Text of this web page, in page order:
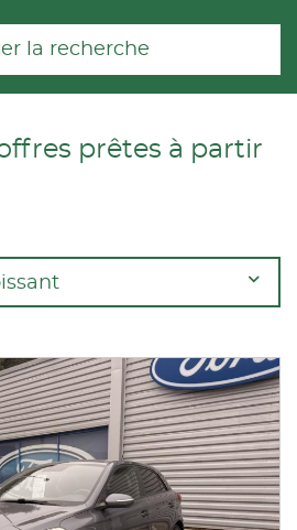
la recherche
prêtes à partir